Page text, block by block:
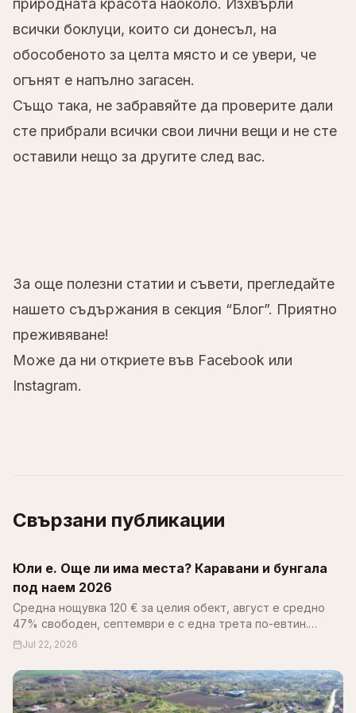
природната красота наоколо. Изхвърли
всички боклуци, които си донесъл, на
обособеното за целта място и се увери, че
огънят е напълно загасен.
Също така, не забравяйте да проверите дали
сте прибрали всички свои лични вещи и не сте
оставили нещо за другите след вас.
За още полезни статии и съвети, прегледайте
нашето съдържания в секция “Блог”. Приятно
преживяване!
Може да ни откриете във Facebook или
Instagram.
Свързани публикации
Юли е. Още ли има места? Каравани и бунгала
под наем 2026
Средна нощувка 120 € за целия обект, август е средно
47% свободен, септември е с една трета по-евтин.
Пълен справочник за цените, наличността и къмпингите
Jul 22, 2026